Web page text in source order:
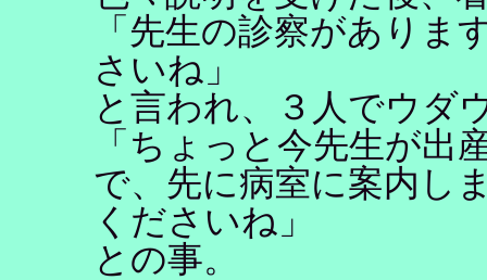
「先生の診察がありま
さいね」
と言われ、３人でウダ
「ちょっと今先生が出
で、先に病室に案内し
くださいね」
との事。